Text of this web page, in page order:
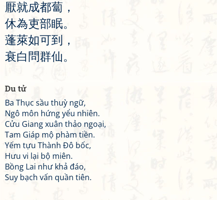
厭就成都蔔 ，
休為吏部眠。
蓬萊如可到 ，
衰白 問群仙。
Du tử
Ba Thục sầu thuỳ ngữ,
Ngô môn hứng yểu nhiên.
Cửu Giang xuân thảo ngoại,
Tam Giáp mộ phàm tiền.
Yếm tựu Thành Đô bốc,
Hưu vi lại bộ miên.
Bồng Lai như khả đáo,
Suy bạch vấn quần tiên.